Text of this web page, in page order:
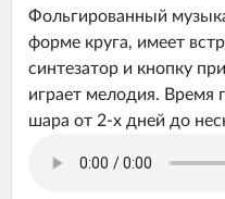
Фольгированный
форме круга, имеет
синтезатор и кнопку
играет мелодия. Время
шара от 2-х дней до